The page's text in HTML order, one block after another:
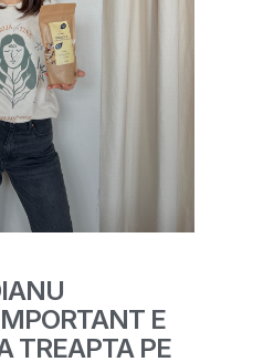
E
TREAPTA PE